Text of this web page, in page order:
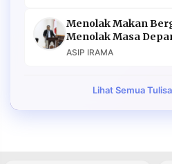
Menolak Makan
Menolak Masa
ASIP IRAMA
Lihat Semua